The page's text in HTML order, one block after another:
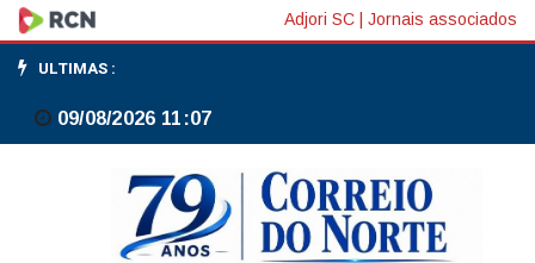
Operação
contra
Castro
aportes
Adjori SC Jornais associados
ULTIMAS :
09/08/2026 11:08